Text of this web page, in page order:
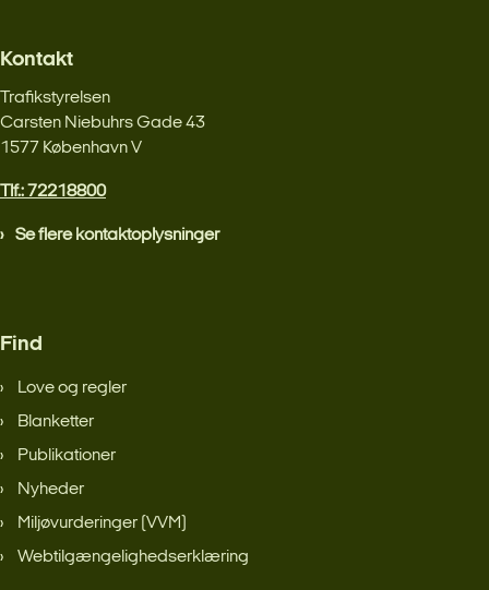
Kontakt
Trafikstyrelsen
Carsten Niebuhrs Gade 43
1577 København V
Tlf.: 72218800
Se flere kontaktoplysninger
Find
Love og regler
Blanketter
Publikationer
Nyheder
Miljøvurderinger (VVM)
Webtilgængelighedserklæring